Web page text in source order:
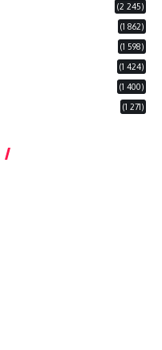
(2 245)
(1 862)
(1 598)
(1 424)
(1 400)
(1 271)